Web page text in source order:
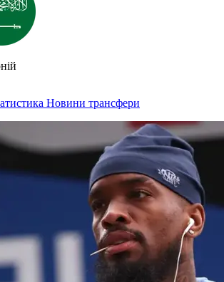
Новини трансфери